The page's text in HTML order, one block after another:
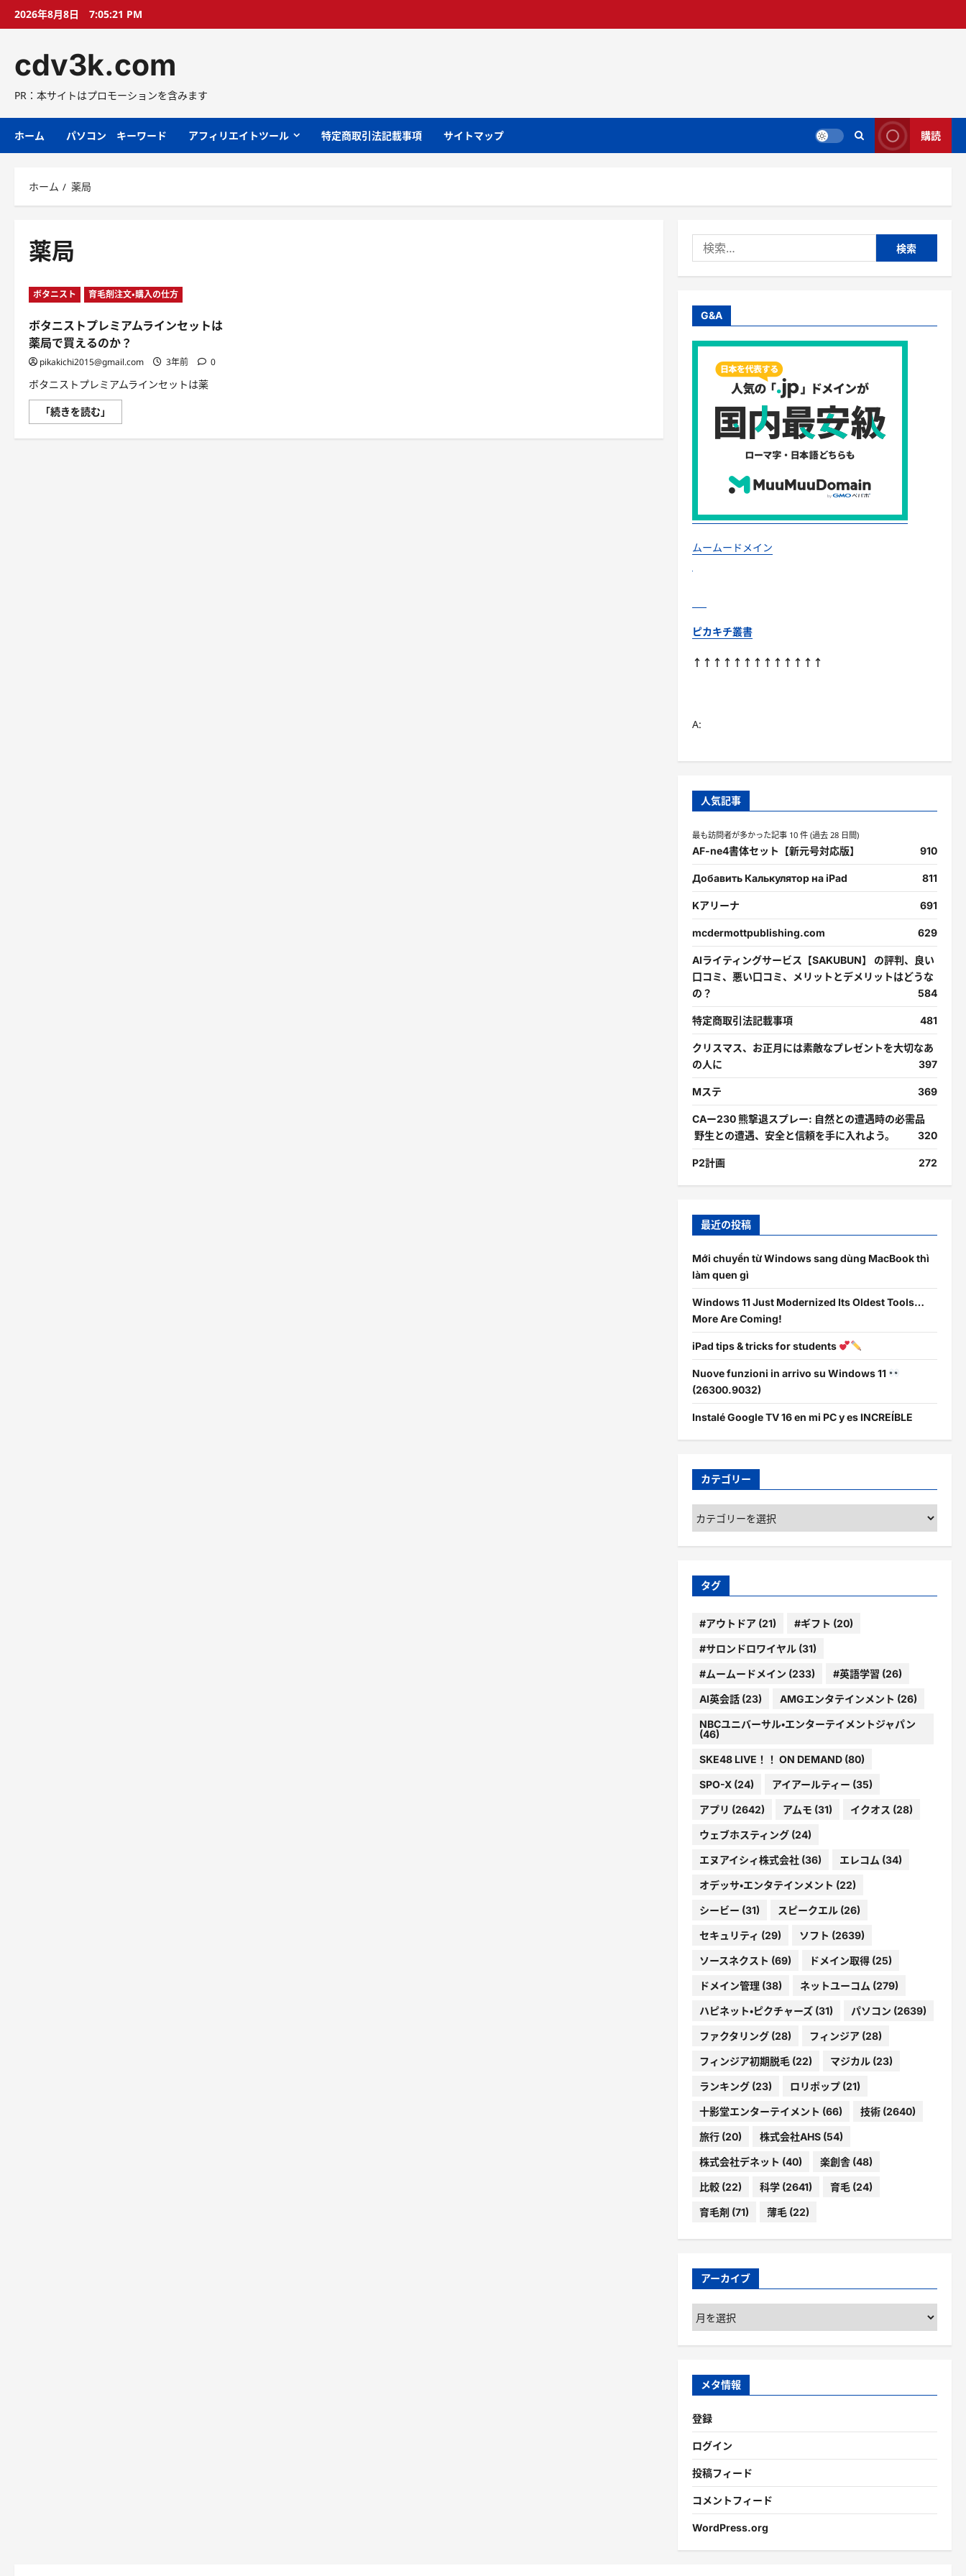
プ
2026年8月8日 7:05:22 PM
cdv3k.com
PR：本サイトはプロモーションを含みます
ホーム パソコン キーワード アフィリエイトツール 特定商取引法記載事項 サイトマップ 購読
ホーム 薬局
薬局
ボタニスト 育毛剤注文・購入の仕方
ボタニストプレミアムラインセットは
薬局で買えるのか？
pikakichi2015@gmail.com 3年前 0
ボタニストプレミアムラインセットは薬
「続きを読む」
タ
ス
索:
G&A
ムームードメイン
ピカキチ叢書
↑↑↑↑↑↑↑↑↑↑↑↑↑
A:
人気記事
最も訪問者が多かった記事 10 件 (過去 28 日間)
AF-ne4書体セット【新元号対応版】 910
Добавить Калькулятор на iPad 811
Kアリーナ 691
mcdermottpublishing.com 629
AIライティングサービス【SAKUBUN】 の評判、良い
口コミ、悪い口コミ、メリットとデメリットはどうな
の？
584
特定商取引法記載事項 481
クリスマス、お正月には素敵なプレゼントを大切なあ
の人に
397
Mステ 369
CAー230 熊撃退スプレー: 自然との遭遇時の必需品
野生との遭遇、安全と信頼を手に入れよう。
320
P2計画 272
最近の投稿
Mới chuyển từ Windows sang dùng MacBook thì
làm quen gì
Windows 11 Just Modernized Its Oldest Tools…
More Are Coming!
iPad tips & tricks for students
Nuove funzioni in arrivo su Windows 11
(26300.9032)
Instalé Google TV 16 en mi PC y es INCREÍBLE
カテゴリー
カ
テ
ゴ
ー
タグ
#アウトドア(21) #ギフト (20)
#サロンドロワイヤル(31)
#ムームードメイン (233) #英語学習 (26)
AI英会話(23) AMGエンタテインメント (26)
NBCユニバーサル・エンターテイメントジャパン
(46)
SKE48 LIVE！！ ON DEMAND(80)
SPO-X(24) アイアールティー (35)
アプリ (2642) アムモ (31) イクオス (28)
ウェブホスティング(24)
エヌアイシィ株式会社(36) エレコム (34)
オデッサ・エンタテインメント (22)
シービー (31) スピークエル(26)
セキュリティ (29) ソフト (2639)
ソースネクスト (69) ドメイン取得(25)
ドメイン管理(38) ネットユーコム (279)
ハピネット・ピクチャーズ(31) パソコン (2639)
ファクタリング(28) フィンジア(28)
フィンジア初期脱毛(22) マジカル(23)
ランキング(23) ロリポップ(21)
十影堂エンターテイメント (66) 技術(2640)
旅行(20) 株式会社AHS(54)
株式会社デネット (40) 楽創舎(48)
比較(22) 科学(2641) 育毛(24)
育毛剤 (71) 薄毛(22)
アーカイブ
ア
ー
カ
ブ
メタ情報
登録
ログイン
投稿フィード
コメントフィード
WordPress.org